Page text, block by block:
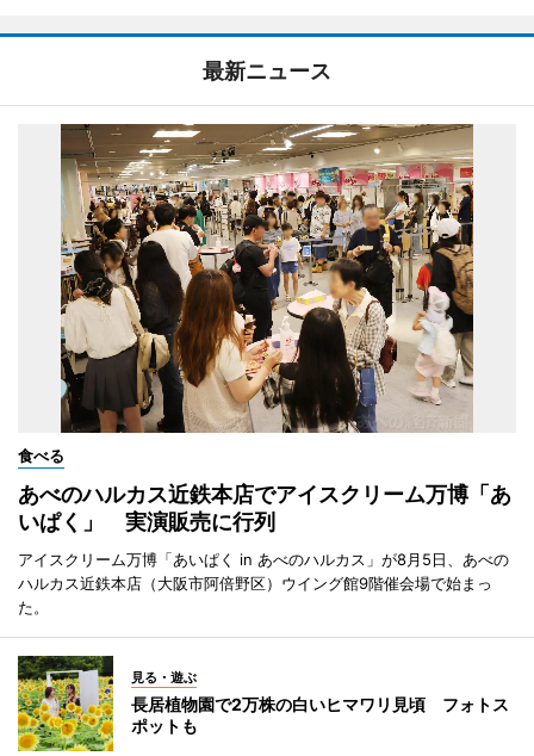
最新ニュース
食べる
あべのハルカス近鉄本店でアイスクリーム万博「あ
いぱく」 実演販売に行列
アイスクリーム万博「あいぱく in あべのハルカス」が8月5日、あべの
ハルカス近鉄本店（大阪市阿倍野区）ウイング館9階催会場で始まっ
た。
見る・遊ぶ
長居植物園で2万株の白いヒマワリ見頃 フォトス
ポットも